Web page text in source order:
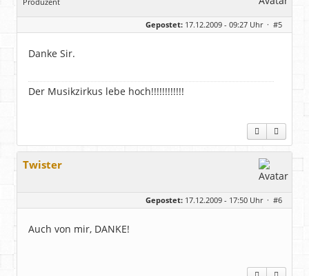
Geschlecht:
Alter:
69
Beiträge:
Gepostet: 17.12.2009 - 09:27 Uhr · #5
Danke Sir.
Der Musikzirkus lebe hoch!!!!!!!!!!!!
Twister
Gepostet: 17.12.2009 - 17:50 Uhr · #6
Auch von mir, DANKE!